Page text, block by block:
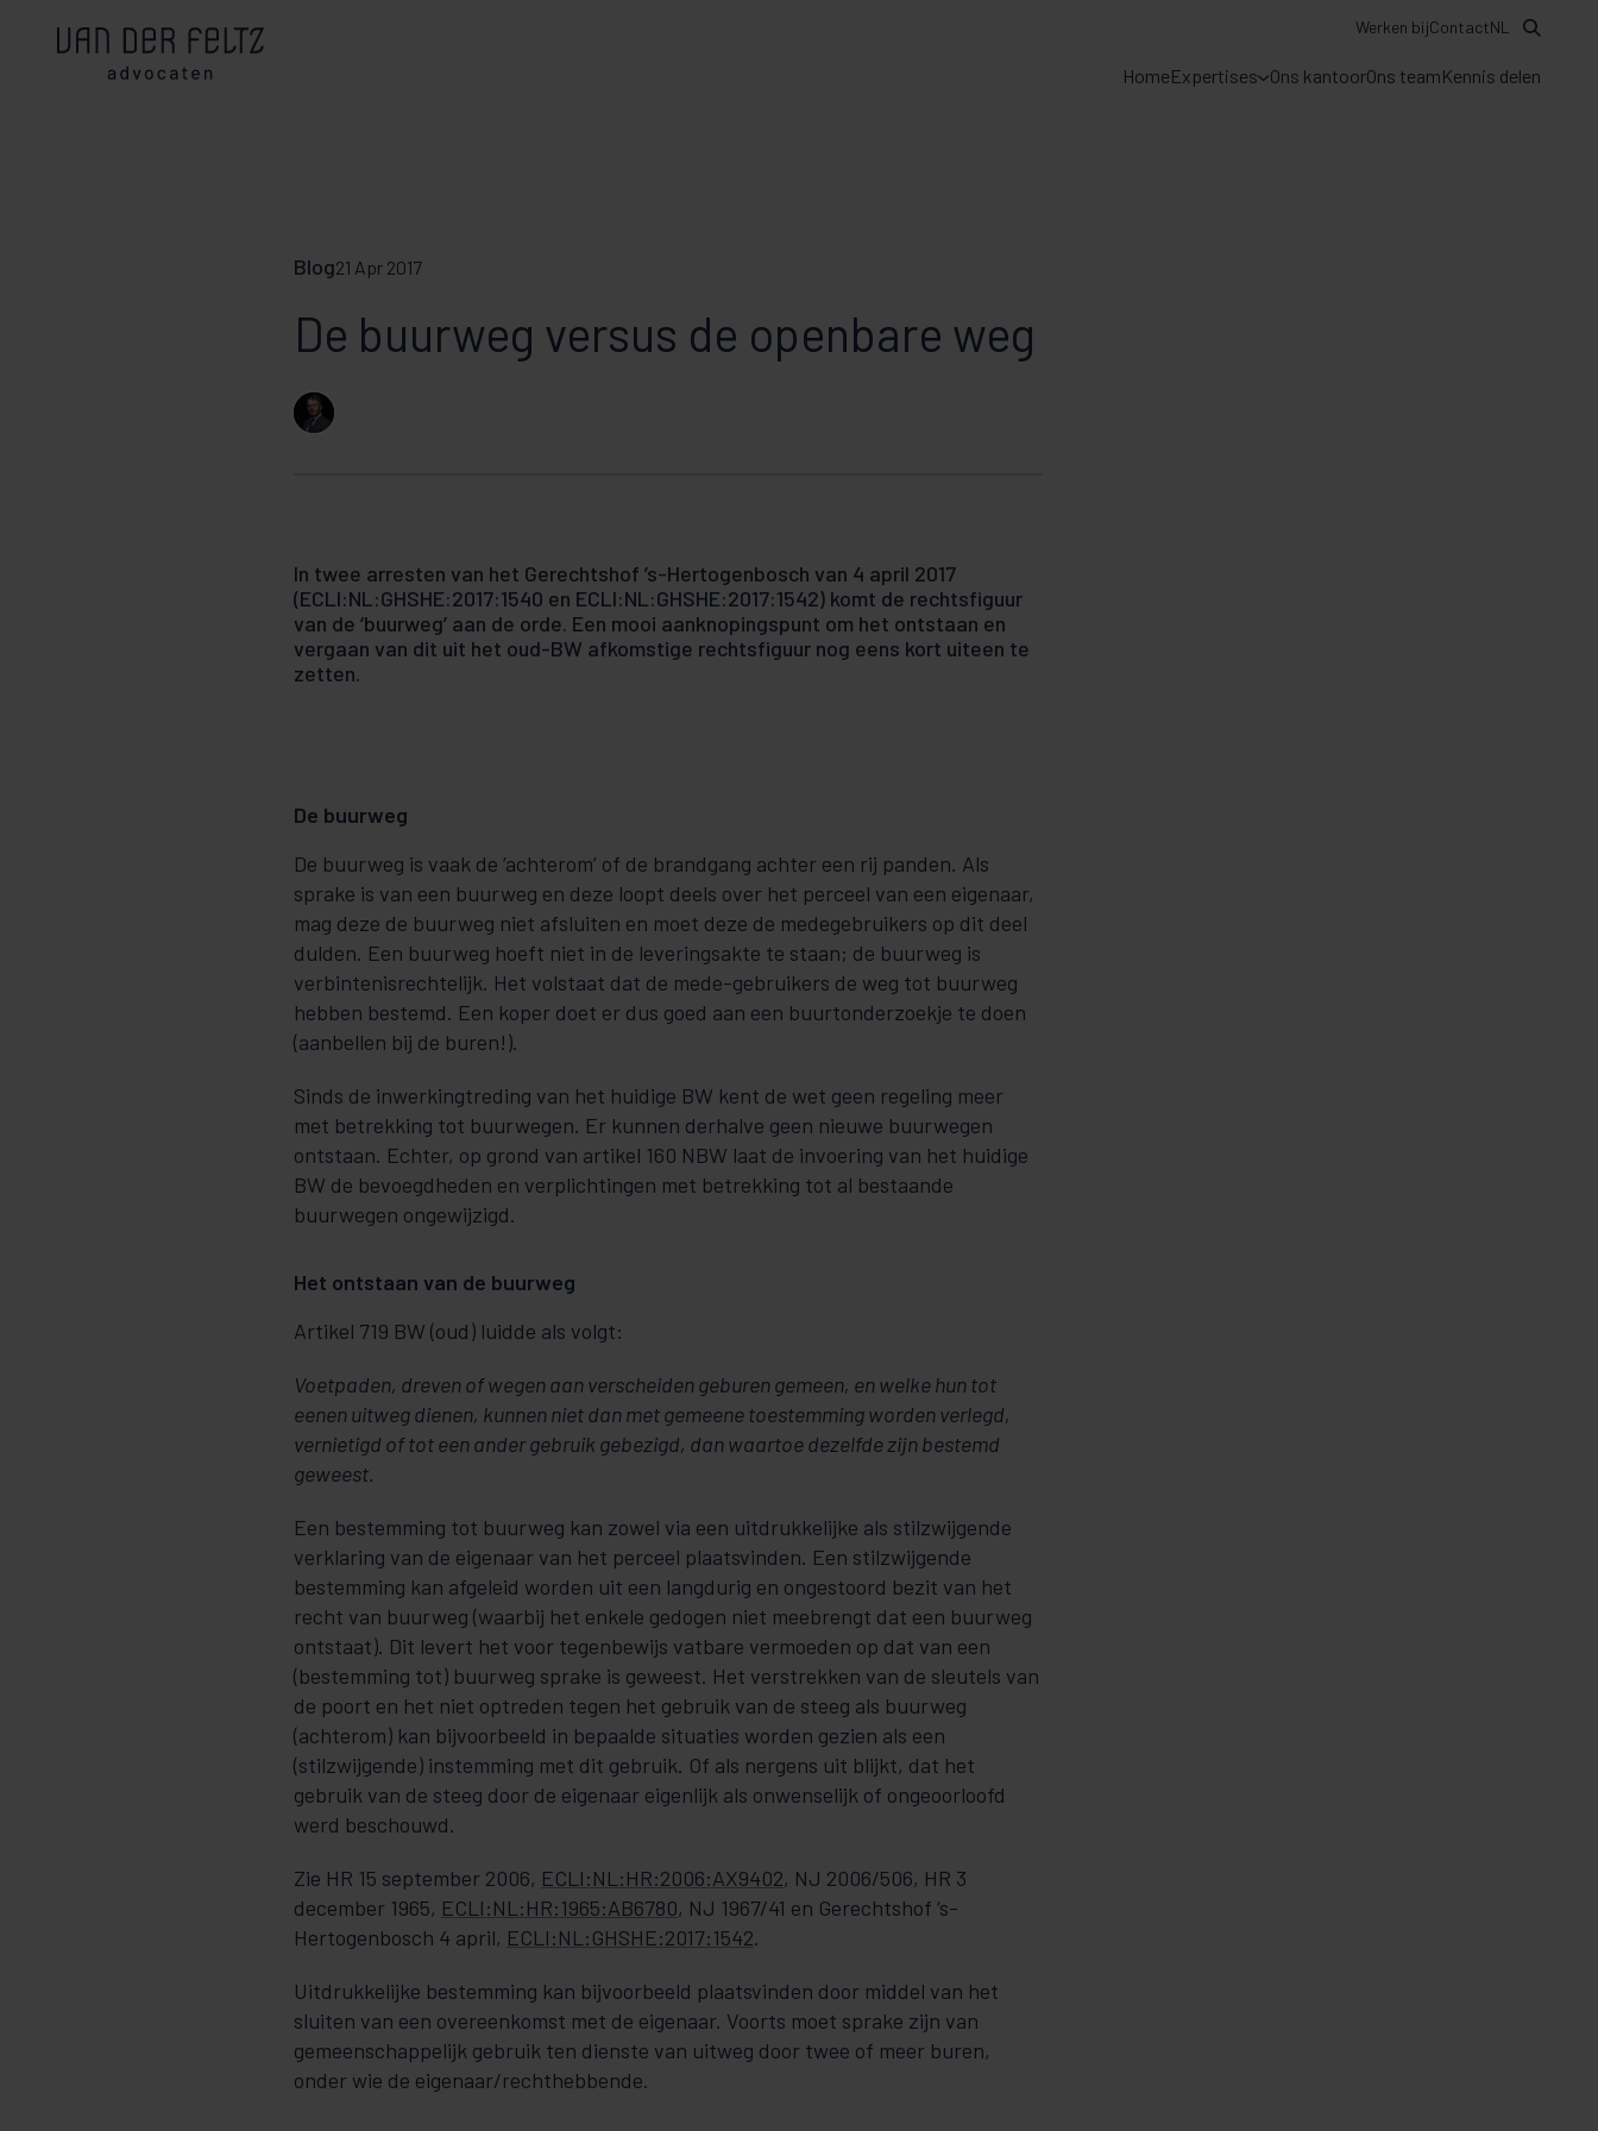
HomeExpertises Ons kantoorOns teamKennis delen
Werken bijContactNL
Blog21 Apr 2017
De buurweg versus de openbare weg
In twee arresten van het Gerechtshof ’s-Hertogenbosch van 4 april 2017
(ECLI:NL:GHSHE:2017:1540 en ECLI:NL:GHSHE:2017:1542) komt de rechtsfiguur
van de ‘buurweg’ aan de orde. Een mooi aanknopingspunt om het ontstaan en
vergaan van dit uit het oud-BW afkomstige rechtsfiguur nog eens kort uiteen te
zetten.
De buurweg
De buurweg is vaak de ‘achterom’ of de brandgang achter een rij panden. Als
sprake is van een buurweg en deze loopt deels over het perceel van een eigenaar,
mag deze de buurweg niet afsluiten en moet deze de medegebruikers op dit deel
dulden. Een buurweg hoeft niet in de leveringsakte te staan; de buurweg is
verbintenisrechtelijk. Het volstaat dat de mede-gebruikers de weg tot buurweg
hebben bestemd. Een koper doet er dus goed aan een buurtonderzoekje te doen
(aanbellen bij de buren!).
Sinds de inwerkingtreding van het huidige BW kent de wet geen regeling meer
met betrekking tot buurwegen. Er kunnen derhalve geen nieuwe buurwegen
ontstaan. Echter, op grond van artikel 160 NBW laat de invoering van het huidige
BW de bevoegdheden en verplichtingen met betrekking tot al bestaande
buurwegen ongewijzigd.
Het ontstaan van de buurweg
Artikel 719 BW (oud) luidde als volgt:
Voetpaden, dreven of wegen aan verscheiden geburen gemeen, en welke hun tot
eenen uitweg dienen, kunnen niet dan met gemeene toestemming worden verlegd,
vernietigd of tot een ander gebruik gebezigd, dan waartoe dezelfde zijn bestemd
geweest.
Een bestemming tot buurweg kan zowel via een uitdrukkelijke als stilzwijgende
verklaring van de eigenaar van het perceel plaatsvinden. Een stilzwijgende
bestemming kan afgeleid worden uit een langdurig en ongestoord bezit van het
recht van buurweg (waarbij het enkele gedogen niet meebrengt dat een buurweg
ontstaat). Dit levert het voor tegenbewijs vatbare vermoeden op dat van een
(bestemming tot) buurweg sprake is geweest. Het verstrekken van de sleutels van
de poort en het niet optreden tegen het gebruik van de steeg als buurweg
(achterom) kan bijvoorbeeld in bepaalde situaties worden gezien als een
(stilzwijgende) instemming met dit gebruik. Of als nergens uit blijkt, dat het
gebruik van de steeg door de eigenaar eigenlijk als onwenselijk of ongeoorloofd
werd beschouwd.
Zie HR 15 september 2006, ECLI:NL:HR:2006:AX9402, NJ 2006/506, HR 3
december 1965, ECLI:NL:HR:1965:AB6780, NJ 1967/41 en Gerechtshof ‘s-
Hertogenbosch 4 april, ECLI:NL:GHSHE:2017:1542.
Uitdrukkelijke bestemming kan bijvoorbeeld plaatsvinden door middel van het
sluiten van een overeenkomst met de eigenaar. Voorts moet sprake zijn van
gemeenschappelijk gebruik ten dienste van uitweg door twee of meer buren,
onder wie de eigenaar/rechthebbende.